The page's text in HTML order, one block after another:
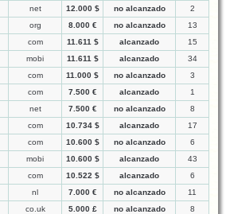
net 12.000 $ no alcanzado
2
org 8.000 € no alcanzado
13
com 11.611 $ alcanzado
15
mobi 11.611 $ alcanzado
34
com 11.000 $ no alcanzado
3
com 7.500 € alcanzado
1
net 7.500 € no alcanzado
8
com 10.734 $ alcanzado
17
com 10.600 $ no alcanzado
6
mobi 10.600 $ alcanzado
43
com 10.522 $ alcanzado
6
nl 7.000 € no alcanzado
11
co.uk 5.000 £ no alcanzado
8